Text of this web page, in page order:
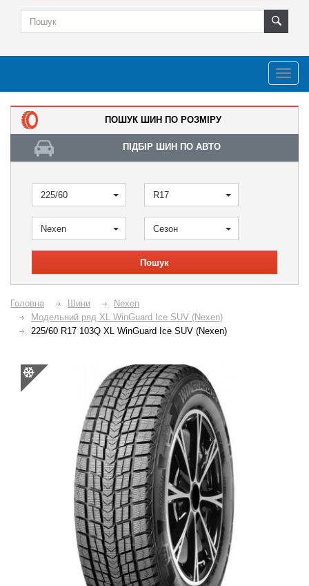
ПОШУК ШИН ПО РОЗМІРУ
ПІДБІР ШИН ПО АВТО
225/60 R17
Nexen Сезон
Пошук
Головна Шини
Nexen
Модельний ряд XL WinGuard Ice SUV (Nexen)
225/60 R17 103Q XL WinGuard Ice SUV (Nexen)